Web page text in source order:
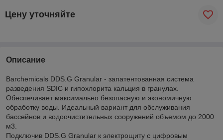
Цену уточняйте
Описание
Barchemicals DDS.G Granular - запатентованная система
разведения SDIC и гипохлорита кальция в гранулах.
Обеспечивает максимально безопасную и экономичную
обработку воды. Идеальный вариант для обслуживания
бассейнов и водоочистительных сооружений объемом до 2000
м3.
Подключив DDS.G Granular к электрощиту с цифровым